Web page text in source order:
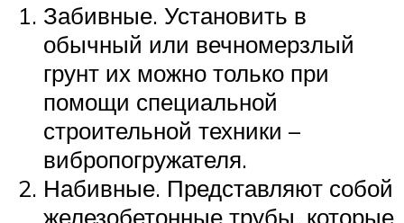
Забивные. Установить в
обычный или вечномерзлый
грунт их можно только при
помощи специальной
строительной техники –
вибропогружателя.
Набивные. Представляют собой
железобетонные трубы, которые